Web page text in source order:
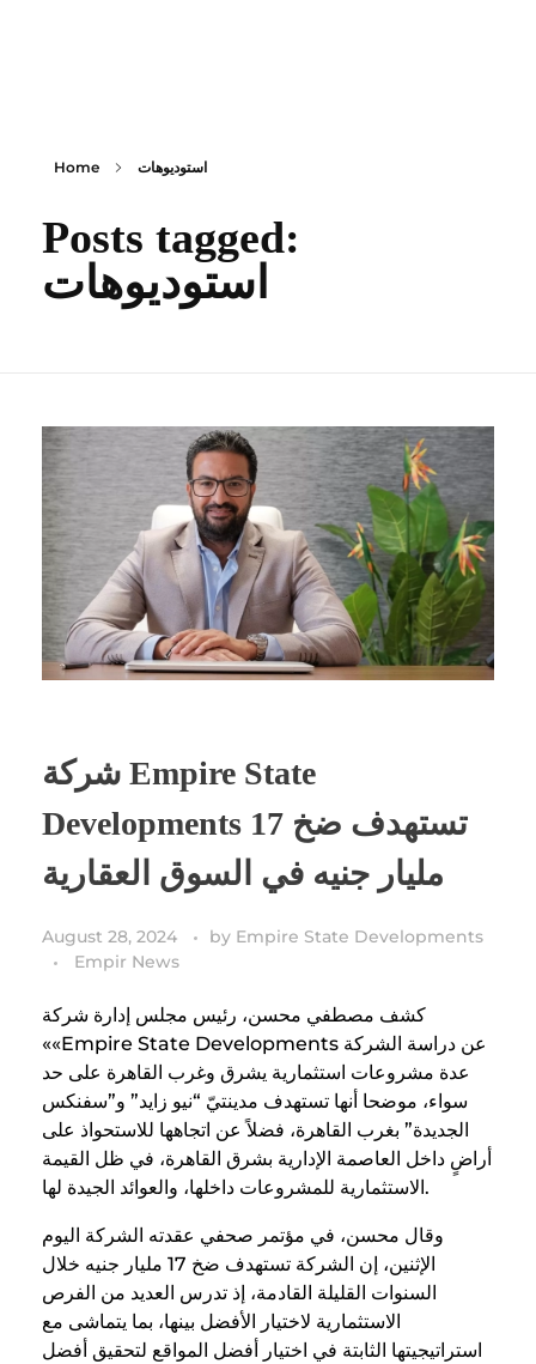
Home استوديوهات
Posts tagged:
استوديوهات
شركة Empire State
Developments تستهدف ضخ 17
August 28, 2024 by Empire State Developments
Empir News
كشف مصطفي محسن، رئيس مجلس إدارة شركة
««Empire State Developments عن دراسة الشركة
عدة مشروعات استثمارية يشرق وغرب القاهرة على حد
سواء، موضحا أنها تستهدف مدينتيّ “نيو زايد” و”سفنكس
الجديدة” بغرب القاهرة، فضلاً عن اتجاهها للاستحواذ على
أراضٍ داخل العاصمة الإدارية بشرق القاهرة، في ظل القيمة
الاستثمارية للمشروعات داخلها، والعوائد الجيدة لها.
وقال محسن، في مؤتمر صحفي عقدته الشركة اليوم
الإثنين، إن الشركة تستهدف ضخ 17 مليار جنيه خلال
السنوات القليلة القادمة، إذ تدرس العديد من الفرص
الاستثمارية لاختيار الأفضل بينها، بما يتماشى مع
استراتيجيتها الثابتة في اختيار أفضل المواقع لتحقيق أفضل